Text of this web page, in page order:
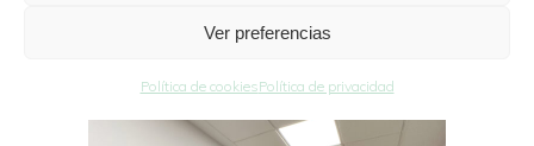
Ver preferencias
Política de cookiesPolítica de privacidad